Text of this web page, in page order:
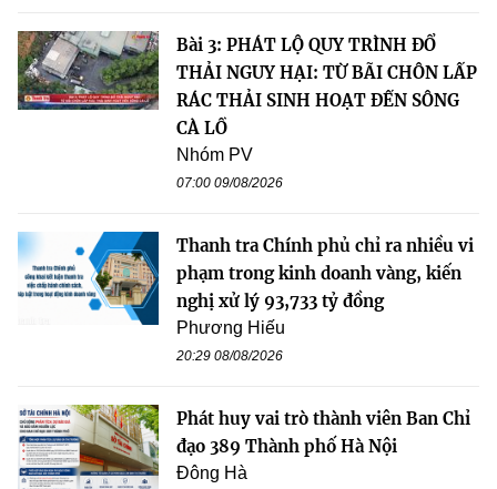
Bài 3: PHÁT LỘ QUY TRÌNH ĐỔ
THẢI NGUY HẠI: TỪ BÃI CHÔN LẤP
RÁC THẢI SINH HOẠT ĐẾN SÔNG
CÀ LỒ
Nhóm PV
07:00 09/08/2026
Thanh tra Chính phủ chỉ ra nhiều vi
phạm trong kinh doanh vàng, kiến
nghị xử lý 93,733 tỷ đồng
Phương Hiếu
20:29 08/08/2026
Phát huy vai trò thành viên Ban Chỉ
đạo 389 Thành phố Hà Nội
Đông Hà